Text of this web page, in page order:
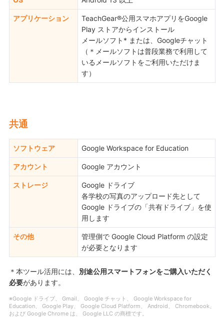
アプリケーション
TeachGear®公用スマホアプリをGoogle
Play ストアからインストール
メールソフト* または、Googleチャット
（＊メールソフトは普段業務で利用して
いるメールソフトをご利用いただけま
す）
共通
ソフトウェア Google Workspace for Education
アカウント Google アカウント
ストレージ
Google ドライブ
各学校の写真のアップロード先として
Google ドライブの「共有ドライブ」を使
用します
その他
管理側で Google Cloud Platform の設定
が必要となります
＊本ツール活用には、 別途公用スマートフォンをご購入いただく
必要があります。
※Google ドライブ、 Gmail、 Google チャット、 Google Workspace for
Education、 Google Play、 Google Cloud Platform、 Android、 Chromebook、
および Google Chrome は、 Google LLC の商標です。